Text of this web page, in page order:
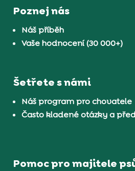
Poznej nás
Náš příběh
Vaše hodnocení (30 000+)
Šetřete s námi
Náš program pro chovatele
Často kladené otázky a
Pomoc pro majitele